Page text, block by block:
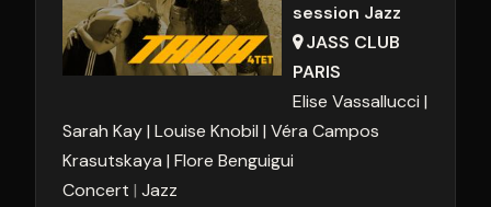
10 11 12 13 14
18 19 20
28 29
31 1 2 3 4
Aujourd'hui
session Jazz
JASS CLUB
PARIS
Elise Vassallucci
Sarah Kay Louise Knobil Véra Campos
Krasutskaya Flore Benguigui
Concert Jazz